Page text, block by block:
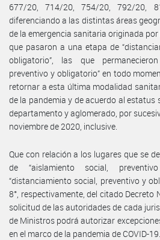
677/20, 714/20, 754/20, 792/20,
diferenciando a las distintas áreas
de la emergencia sanitaria originada por
que pasaron a una etapa de
obligatorio”, las que
preventivo y obligatorio” en todo
retornar a esta última modalidad
de la pandemia y de acuerdo al estatus
departamento y aglomerado, por
noviembre de 2020, inclusive.
Que con relación a los lugares que se
de “aislamiento social,
“distanciamiento social, preventivo y
8°, respectivamente, del citado Decreto
solicitud de las autoridades de cada
de Ministros podrá autorizar
en el marco de la pandemia de COVID-19.